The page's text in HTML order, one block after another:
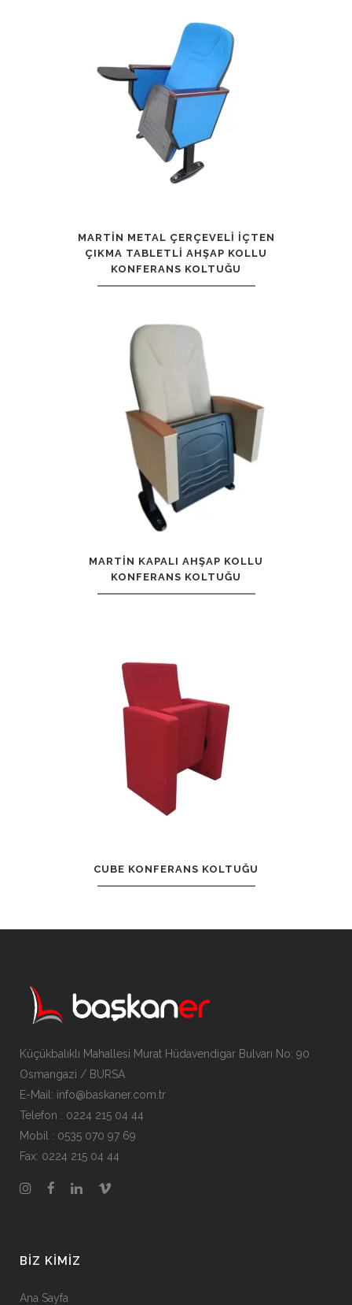
MARTIN METAL ÇERÇEVELI İÇTEN
ÇIKMA TABLETLI AHŞAP KOLLU
KONFERANS KOLTUĞU
MARTIN KAPALI AHŞAP KOLLU
KONFERANS KOLTUĞU
CUBE KONFERANS KOLTUĞU
Küçükbalıklı Mahallesi Murat Hüdavendigar Bulvarı No: 90
Osmangazi / BURSA
E-Mail: info@baskaner.com.tr
Telefon : 0224 215 04 44
Mobil : 0535 070 97 69
Fax: 0224 215 04 44
BIZ KIMIZ
Ana Sayfa